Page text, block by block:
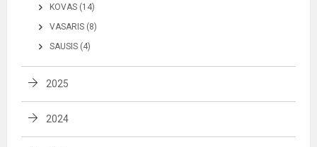
KOVAS (14)
VASARIS (8)
SAUSIS (4)
2025
2024